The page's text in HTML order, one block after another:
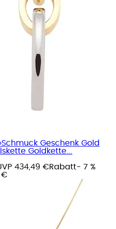
Geschenk Gold
Goldkette...
434,49 €Rabatt- 7 %
€